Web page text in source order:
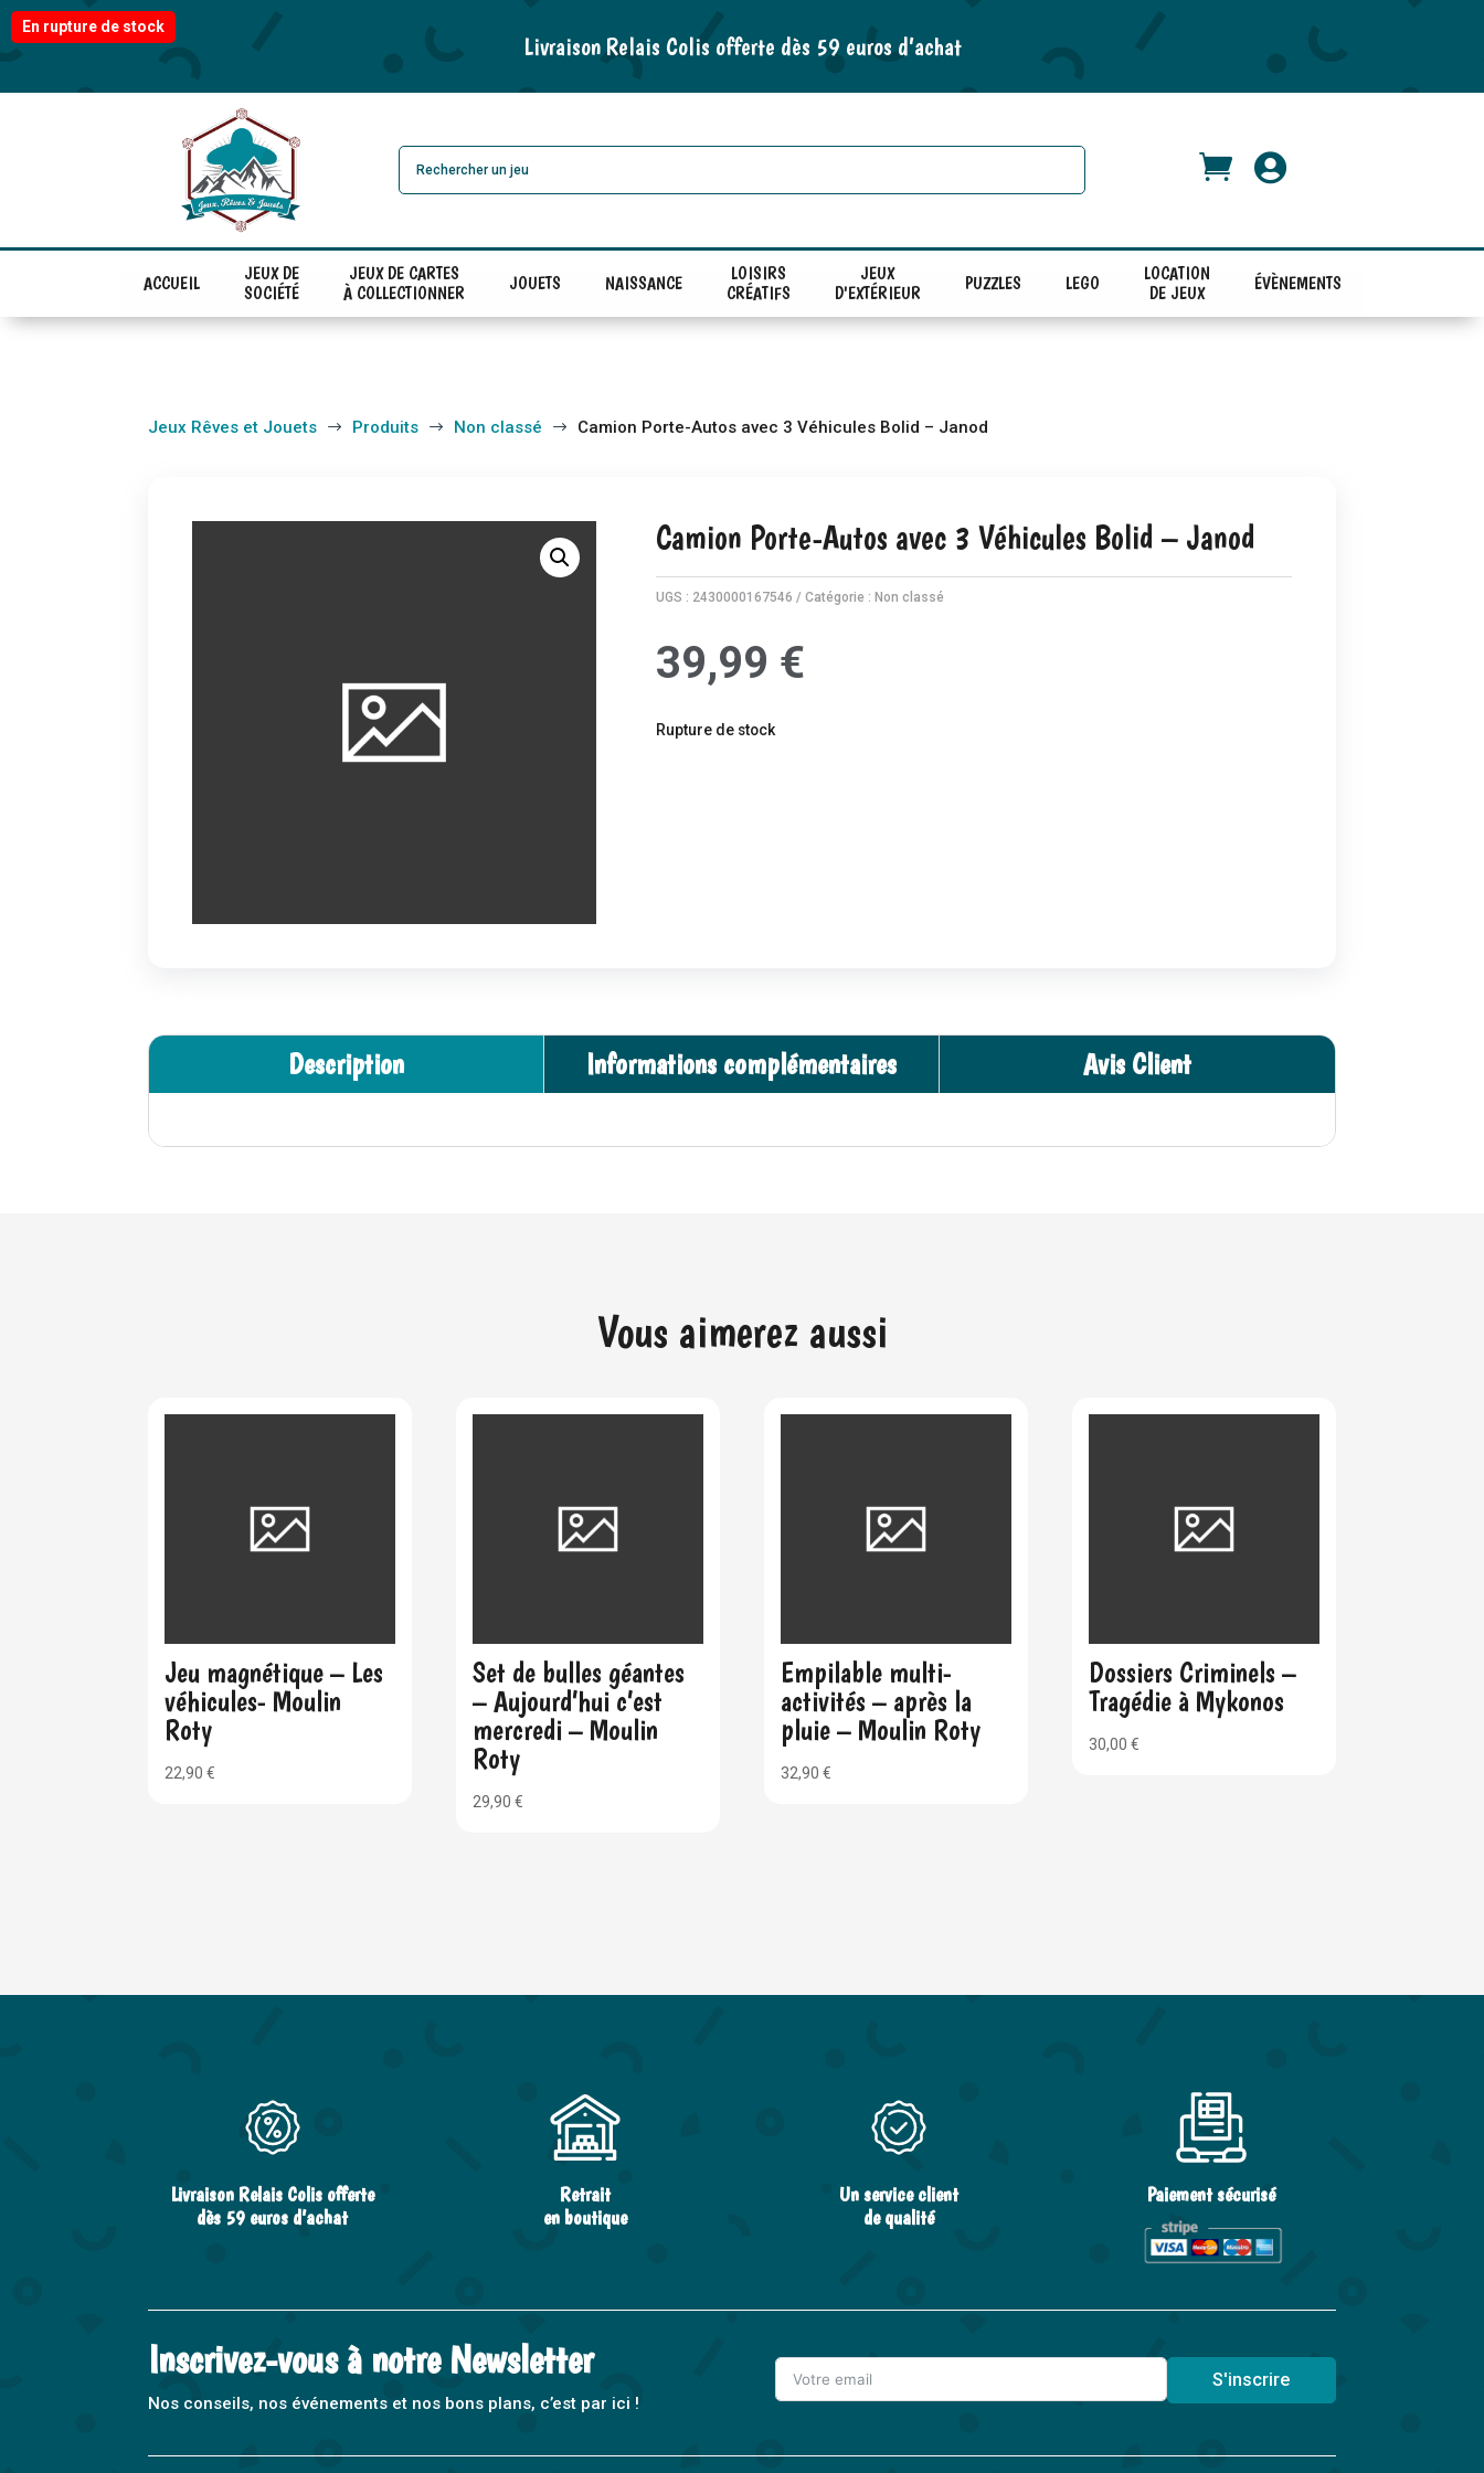
Livraison Relais Colis offerte dès 59 euros d’achat
 
ACCUEIL
JEUX DE
SOCIÉTÉ
JEUX DE CARTES
À COLLECTIONNER
JOUETS NAISSANCE
LOISIRS
CRÉATIFS
JEUX
D'EXTÉRIEUR
PUZZLES LEGO
LOCATION
DE JEUX
ÉVÈNEMENTS
En rupture de stock
Jeux Rêves et Jouets $ Produits $ Non classé $ Camion Porte-Autos avec 3 Véhicules Bolid – Janod
Camion Porte-Autos avec 3 Véhicules Bolid – Janod
UGS : 2430000167546 Catégorie : Non classé
39,99 €
Rupture de stock
Description Informations complémentaires Avis Client
Vous aimerez aussi
Jeu magnétique – Les
véhicules- Moulin
Roty
22,90€
Set de bulles géantes
– Aujourd’hui c’est
mercredi – Moulin
Roty
29,90€
Empilable multi-
activités – après la
pluie – Moulin Roty
32,90€
Dossiers Criminels –
Tragédie à Mykonos
30,00€
Livraison Relais Colis offerte
dès 59 euros d’achat
Retrait
en boutique
Un service client
de qualité
Paiement sécurisé
Inscrivez-vous à notre Newsletter
Nos conseils, nos événements et nos bons plans, c’est par ici !
S'inscrire